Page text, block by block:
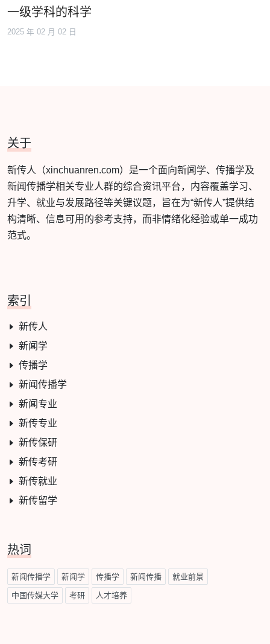
一级学科的科学
2025 年 02 月 02 日
关于
新传人（xinchuanren.com）是一个面向新闻学、传播学及
新闻传播学相关专业人群的综合资讯平台，内容覆盖学习、
升学、就业与发展路径等关键议题，旨在为“新传人”提供结
构清晰、信息可用的参考支持，而非情绪化经验或单一成功
范式。
索引
新传人
新闻学
传播学
新闻传播学
新闻专业
新传专业
新传保研
新传考研
新传就业
新传留学
热词
新闻传播学 新闻学 传播学 新闻传播 就业前景
中国传媒大学 考研 人才培养